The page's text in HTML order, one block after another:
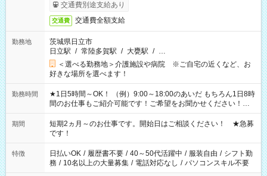
交通費別途支給あり
交通費 交通費全額支給
勤務地
茨城県日立市
日立駅 / 常陸多賀駅 / 大甕駅 / …
＜選べる勤務地＞介護施設や病院 ※ご自宅の近くなど、お
好きな場所を選べます！
勤務時間
★1日5時間～OK！ （例）9:00～18:00のあいだ もちろん1日8時
間のお仕事もご紹介可能です！ご希望をお聞かせください！★
家庭の都合でお休みが必要な場合も遠慮なくご相談ください。
※週最低15時間以上の勤務が必要です
期間
短期2ヵ月～のお仕事です。開始日はご相談ください！ ★急募
です！
特徴 日払いOK / 履歴書不要 / 40～50代活躍中 / 服装自由 / シフト勤
務 / 10名以上の大量募集 / 電話対応なし / パソコンスキル不要